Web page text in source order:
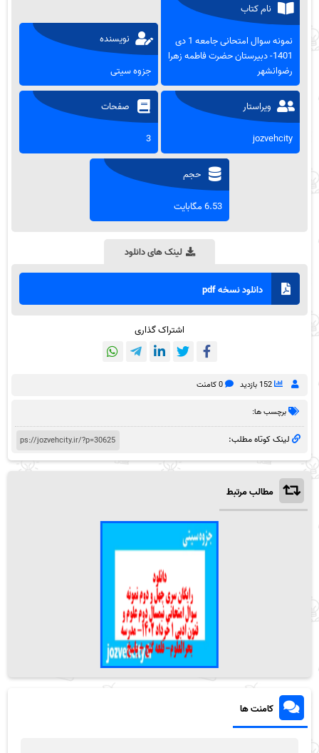
نام کتاب
نمونه سوال امتحانی جامعه 1 دی
1401- دبیرستان حضرت فاطمه زهرا
رضوانشهر
نویسنده
جزوه سیتی
ویراستار
jozvehcity
صفحات
3
حجم
6.53 مگابایت
لینک های دانلود
دانلود نسخه pdf
اشتراک گذاری
152 بازدید 0 کامنت
برچسب ها:
لینک کوتاه مطلب:
مطالب مرتبط
کامنت ها